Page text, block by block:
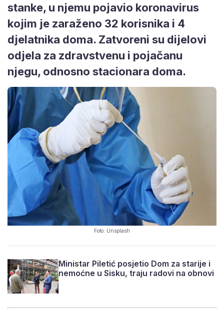
stanke, u njemu pojavio koronavirus
kojim je zaraženo 32 korisnika i 4
djelatnika doma. Zatvoreni su dijelovi
odjela za zdravstvenu i pojačanu
njegu, odnosno stacionara doma.
Foto: Unsplash
Ministar Piletić posjetio Dom za starije i
nemoćne u Sisku, traju radovi na obnovi